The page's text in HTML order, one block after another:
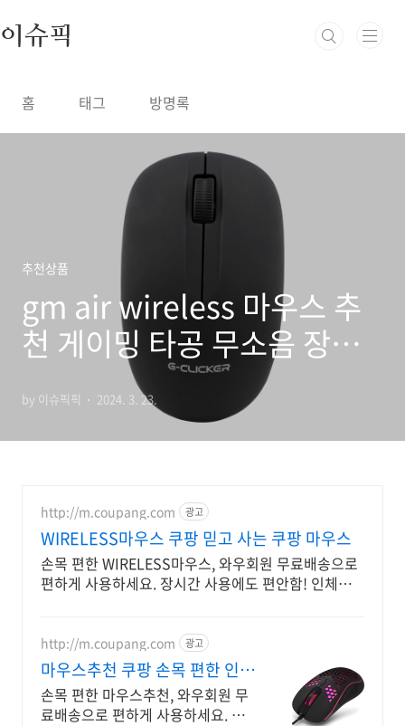
이슈픽
홈 태그 방명록
추천상품
gm air wireless 마우스 추
천 게이밍 타공 무소음 장단
by 이슈픽픽 2024. 3. 23.
http://m.coupang.com 광고
WIRELESS마우스 쿠팡 믿고 사는 쿠팡 마우스
손목 편한 WIRELESS마우스, 와우회원 무료배송으로
편하게 사용하세요. 장시간 사용에도 편안함! 인체공
http://m.coupang.com 광고
마우스추천 쿠팡 손목 편한 인체
공학 디자인
손목 편한 마우스추천, 와우회원 무
료배송으로 편하게 사용하세요. 찰